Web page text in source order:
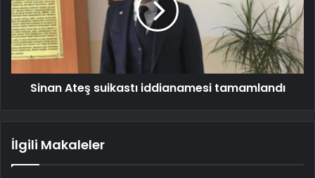
Sinan Ateş suikastı iddianamesi tamamlandı
İlgili Makaleler